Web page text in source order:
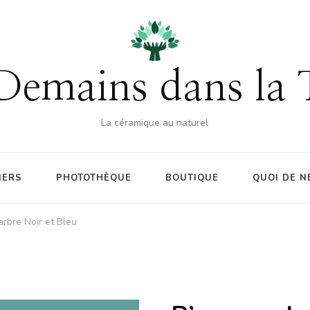
dans la
La céramique au naturel
PHOTOTHÈQUE BOUTIQUE QUOI DE
Noir et Bleu